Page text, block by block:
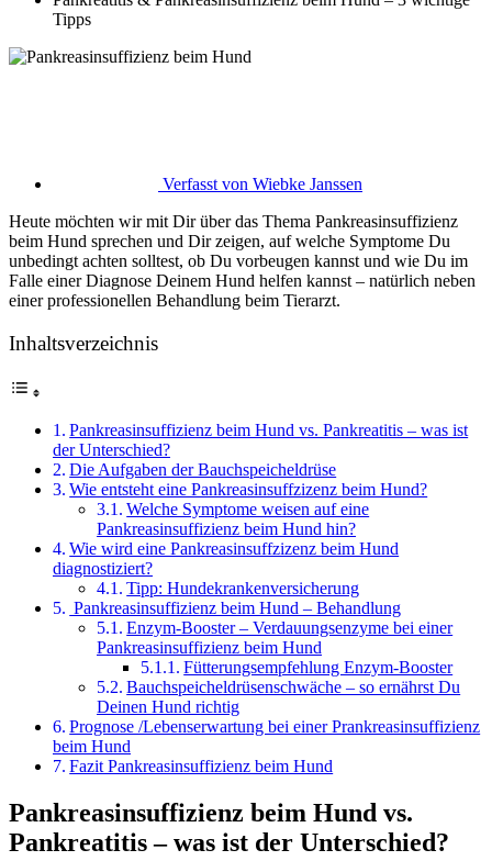
Tipps
Verfasst von Wiebke Janssen
Heute möchten wir mit Dir über das Thema Pankreasinsuffizienz
beim Hund sprechen und Dir zeigen, auf welche Symptome Du
unbedingt achten solltest, ob Du vorbeugen kannst und wie Du im
Falle einer Diagnose Deinem Hund helfen kannst – natürlich neben
einer professionellen Behandlung beim Tierarzt.
Inhaltsverzeichnis
Pankreasinsuffizienz beim Hund vs. Pankreatitis – was ist
der Unterschied?
Die Aufgaben der Bauchspeicheldrüse
Wie entsteht eine Pankreasinsuffzizenz beim Hund?
Welche Symptome weisen auf eine
Pankreasinsuffizienz beim Hund hin?
Wie wird eine Pankreasinsuffzizenz beim Hund
diagnostiziert?
Tipp: Hundekrankenversicherung
Pankreasinsuffizienz beim Hund – Behandlung
Enzym-Booster – Verdauungsenzyme bei einer
Pankreasinsuffizienz beim Hund
Fütterungsempfehlung Enzym-Booster
Bauchspeicheldrüsenschwäche – so ernährst Du
Deinen Hund richtig
Prognose /Lebenserwartung bei einer Prankreasinsuffizienz
beim Hund
Fazit Pankreasinsuffizienz beim Hund
Pankreasinsuffizienz beim Hund vs.
Pankreatitis – was ist der Unterschied?